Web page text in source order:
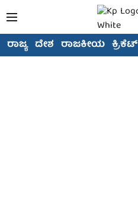
ರಾಜ್ಯ ದೇಶ ರಾಜಕೀಯ ಕ್ರಿಕೆಟ್